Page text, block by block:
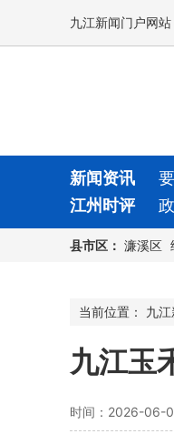
九江新闻门户网
新闻资讯
江州时评
县市区： 濂溪区
当前位置： 九
九江玉
时间：2026-06-